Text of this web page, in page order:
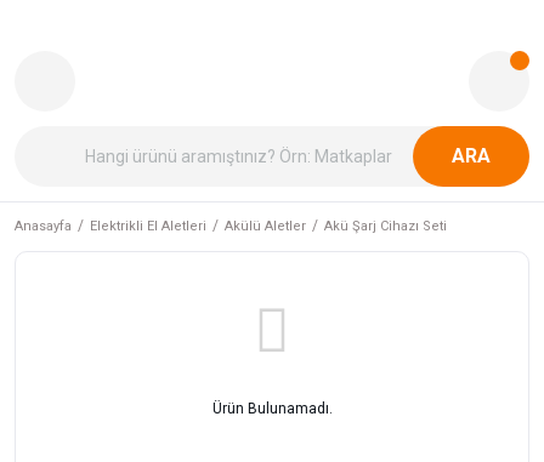
ARA
Anasayfa Elektrikli El Aletleri Akülü Aletler Akü Şarj Cihazı Seti
Ürün Bulunamadı.